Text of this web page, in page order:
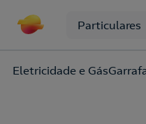
Particulares
Eletricidade e Gás